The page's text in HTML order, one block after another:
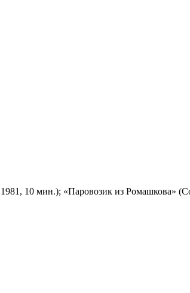
10 мин.); «Паровозик из Ромашкова»